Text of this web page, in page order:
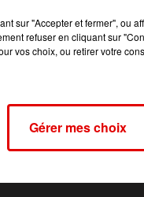
sur "Accepter et fermer", ou
refuser en cliquant sur
vos choix, ou retirer votre
Gérer mes choix